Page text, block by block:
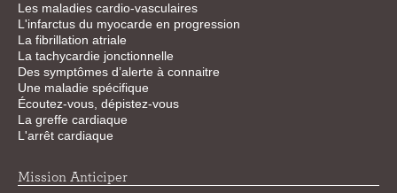
Les maladies cardio-vasculaires
L'infarctus du myocarde en progression
La fibrillation atriale
La tachycardie jonctionnelle
Des symptômes d’alerte à connaitre
Une maladie spécifique
Écoutez-vous, dépistez-vous
La greffe cardiaque
L'arrêt cardiaque
Mission Anticiper